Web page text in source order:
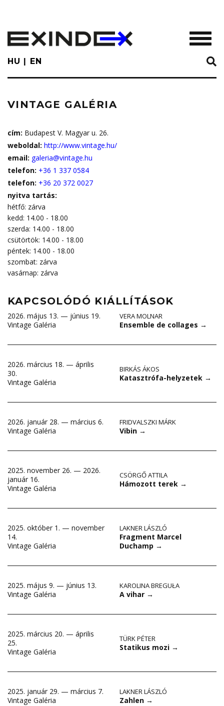
main
content
HU EN
VINTAGE GALÉRIA
cím: Budapest V. Magyar u. 26.
weboldal: http://www.vintage.hu/
email: galeria@vintage.hu
telefon: +36 1 337 0584
telefon: +36 20 372 0027
nyitva tartás:
hétfő: zárva
kedd: 14.00 - 18.00
szerda: 14.00 - 18.00
csütörtök: 14.00 - 18.00
péntek: 14.00 - 18.00
szombat: zárva
vasárnap: zárva
KAPCSOLÓDÓ KIÁLLÍTÁSOK
2026. május 13. — június 19.
Vintage Galéria
VERA MOLNAR
Ensemble de collages →
2026. március 18. — április
30.
Vintage Galéria
BIRKÁS ÁKOS
Katasztrófa-helyzetek →
2026. január 28. — március 6.
Vintage Galéria
FRIDVALSZKI MÁRK
Vibin →
2025. november 26. — 2026.
január 16.
Vintage Galéria
CSÖRGŐ ATTILA
Hámozott terek →
2025. október 1. — november
14.
Vintage Galéria
LAKNER LÁSZLÓ
Fragment Marcel
Duchamp →
2025. május 9. — június 13.
Vintage Galéria
KAROLINA BREGUŁA
A vihar →
2025. március 20. — április
25.
Vintage Galéria
TÜRK PÉTER
Statikus mozi →
2025. január 29. — március 7.
Vintage Galéria
LAKNER LÁSZLÓ
Zahlen →